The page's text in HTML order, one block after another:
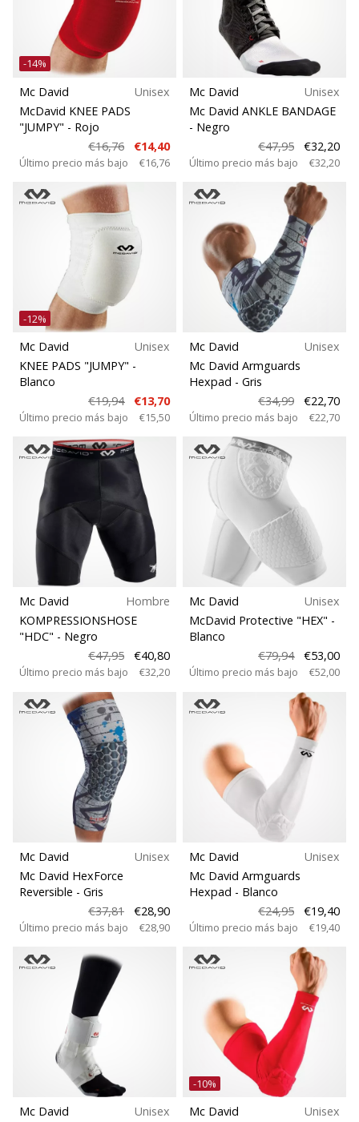
-14%
Mc David
Unisex
McDavid KNEE PADS
"JUMPY" - Rojo
€16,76
€14,40
Último precio más bajo €16,76
Mc David
Unisex
Mc David ANKLE BANDAGE
- Negro
€47,95
€32,20
Último precio más bajo €32,20
-12%
Mc David
Unisex
KNEE PADS "JUMPY" -
Blanco
€19,94
€13,70
Último precio más bajo €15,50
Mc David
Unisex
Mc David Armguards
Hexpad - Gris
€34,99
€22,70
Último precio más bajo €22,70
Mc David
Hombre
KOMPRESSIONSHOSE
"HDC" - Negro
€47,95
€40,80
Último precio más bajo €32,20
Mc David
Unisex
McDavid Protective "HEX" -
Blanco
€79,94
€53,00
Último precio más bajo €52,00
Mc David
Unisex
Mc David HexForce
Reversible - Gris
€37,81
€28,90
Último precio más bajo €28,90
Mc David
Unisex
Mc David Armguards
Hexpad - Blanco
€24,95
€19,40
Último precio más bajo €19,40
Mc David Unisex
-10%
Mc David Unisex